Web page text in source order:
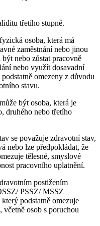
třetího stupně.
osoba, která má
zaměstnání nebo jinou
nebo zůstat pracovně
nebo využít dosavadní
omezeny z důvodu
stavu.
být osoba, která je
druhého nebo třetího
se považuje zdravotní stav,
nebo lze předpokládat, že
tělesné, smyslové
pracovního uplatnění.
postižením
PSSZ/ MSSZ
podstatně omezuje
osob s poruchou